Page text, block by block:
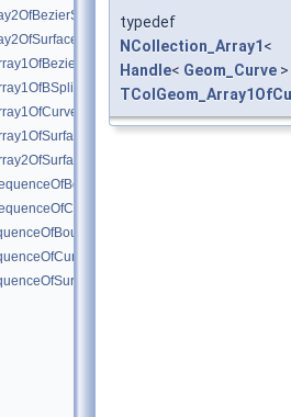
typedef
NCollection_Array1<
Handle< Geom_Curve